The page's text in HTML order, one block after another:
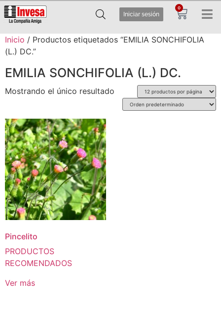
Iniciar sesión
0
Inicio / Productos etiquetados “EMILIA SONCHIFOLIA
(L.) DC.”
EMILIA SONCHIFOLIA (L.) DC.
Mostrando el único resultado
Pincelito
PRODUCTOS
RECOMENDADOS
Ver más